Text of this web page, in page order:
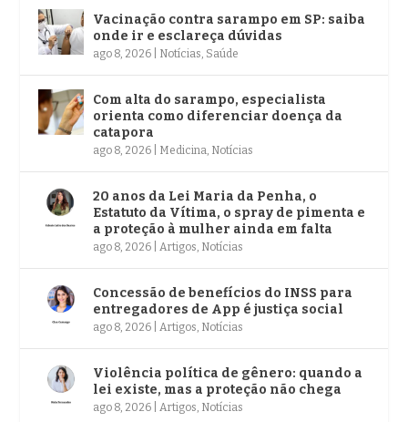
Vacinação contra sarampo em SP: saiba
onde ir e esclareça dúvidas
ago 8, 2026 Notícias, Saúde
Com alta do sarampo, especialista
orienta como diferenciar doença da
catapora
ago 8, 2026 Medicina, Notícias
20 anos da Lei Maria da Penha, o
Estatuto da Vítima, o spray de pimenta e
a proteção à mulher ainda em falta
ago 8, 2026 |Artigos, Notícias
Concessão de benefícios do INSS para
entregadores de App é justiça social
ago 8, 2026 |Artigos, Notícias
Violência política de gênero: quando a
lei existe, mas a proteção não chega
ago 8, 2026 |Artigos, Notícias